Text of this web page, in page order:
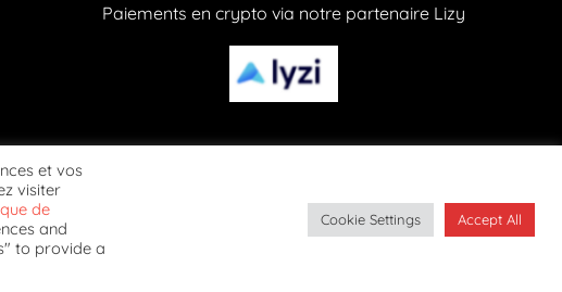
Paiements en crypto via notre partenaire Lizy
DE CONFIDENTIALITÉ
et vos
visiter
de
and
to provide a
Cookie Settings Accept All